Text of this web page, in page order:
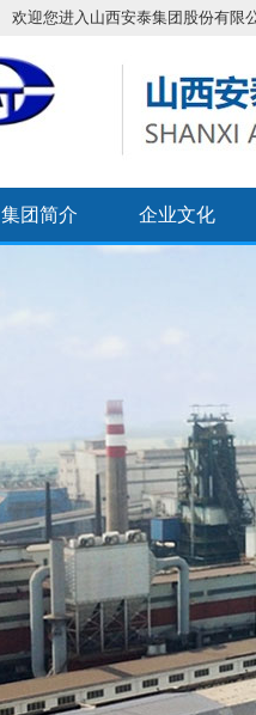
欢迎您进入山西安泰集团股份有限
集团简介 企业文化